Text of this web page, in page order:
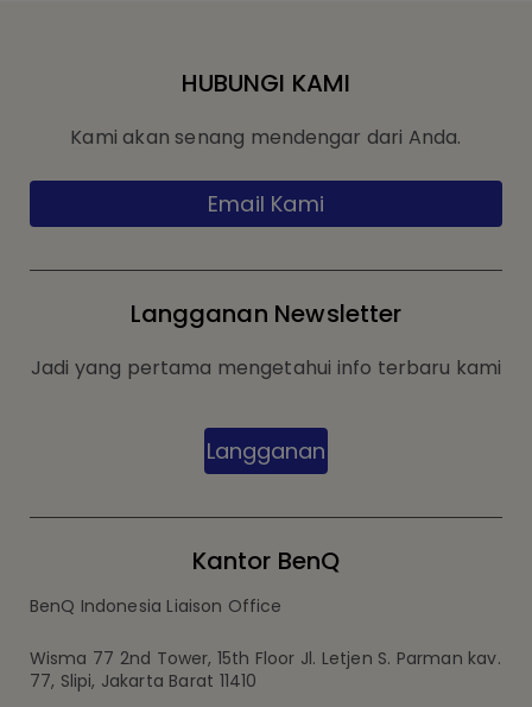
HUBUNGI KAMI
Kami akan senang mendengar dari Anda.
Email Kami
Langganan Newsletter
Jadi yang pertama mengetahui info terbaru kami
Langganan
Kantor BenQ
BenQ Indonesia Liaison Office
Wisma 77 2nd Tower, 15th Floor Jl. Letjen S. Parman kav.
77, Slipi, Jakarta Barat 11410